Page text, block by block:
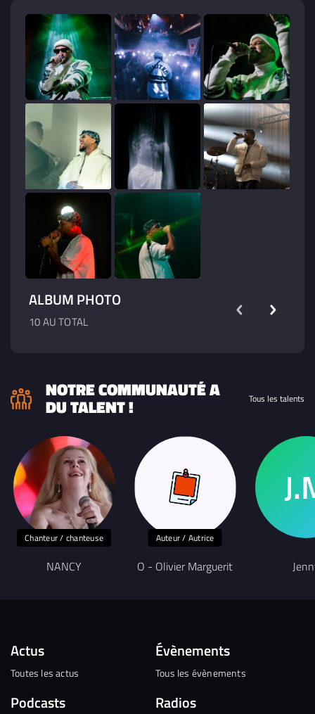
ALBUM PHOTO
10 AU TOTAL
NOTRE COMMUNAUTÉ A
DU TALENT ! Tous les talents
Chanteur / chanteuse
NANCY
Auteur / Autrice
O - Olivier Marguerit
Actus
Toutes les actus
Podcasts
Évènements
Tous les évènements
Radios